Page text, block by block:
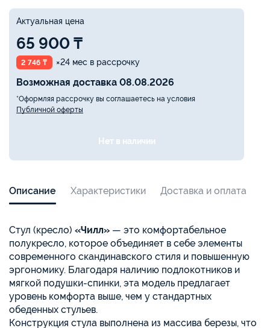
Актуальная цена
65 900 ₸
2 746 ₸ ×24 мес в рассрочку
Возможная доставка 08.08.2026
*Оформляя рассрочку вы соглашаетесь на условия
Публичной оферты
Нет в наличии
Описание Характеристики Доставка и оплата
Стул (кресло) «Чилл» — это комфортабельное
полукресло, которое объединяет в себе элементы
современного скандинавского стиля и повышенную
эргономику. Благодаря наличию подлокотников и
мягкой подушки-спинки, эта модель предлагает
уровень комфорта выше, чем у стандартных
обеденных стульев.
Конструкция стула выполнена из массива березы, что